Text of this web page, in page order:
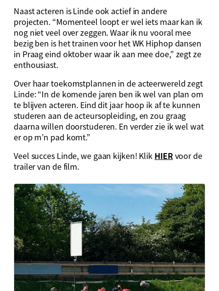
Naast acteren is Linde ook actief in andere
projecten. “Momenteel loopt er wel iets maar kan ik
nog niet veel over zeggen. Waar ik nu vooral mee
bezig ben is het trainen voor het WK Hiphop dansen
in Praag eind oktober waar ik aan mee doe,” zegt ze
enthousiast.
Over haar toekomstplannen in de acteerwereld zegt
Linde: “In de komende jaren ben ik wel van plan om
te blijven acteren. Eind dit jaar hoop ik af te kunnen
studeren aan de acteursopleiding, en zou graag
daarna willen doorstuderen. En verder zie ik wel wat
er op m’n pad komt.”
Veel succes Linde, we gaan kijken! Klik HIERvoor de
trailer van de film.